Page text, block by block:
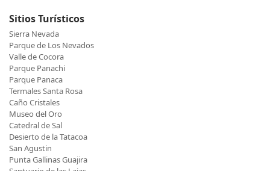
Sitios Turísticos
Sierra Nevada
Parque de Los Nevados
Valle de Cocora
Parque Panachi
Parque Panaca
Termales Santa Rosa
Caño Cristales
Museo del Oro
Catedral de Sal
Desierto de la Tatacoa
San Agustin
Punta Gallinas Guajira